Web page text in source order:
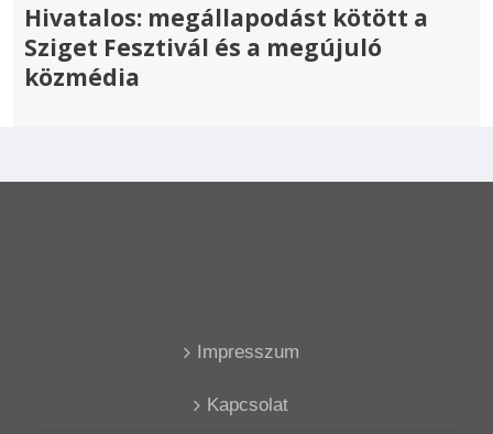
Hivatalos: megállapodást kötött a
Sziget Fesztivál és a megújuló
közmédia
Impresszum
Kapcsolat